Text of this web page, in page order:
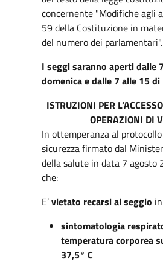
concernente "Modifiche agli
59 della Costituzione in
del numero dei parlamentari".
I seggi saranno aperti dalle
domenica e dalle 7 alle 15
ISTRUZIONI PER
OPERAZIONI DI
In ottemperanza al
sicurezza firmato dal
della salute in data 7 agosto
che:
E’vietato recarsi al seggio
sintomatologia
temperatura corporea
37,5° C